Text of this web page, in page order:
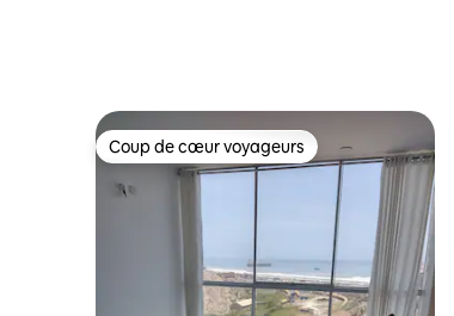
Coup de cœur voyageurs
Coup de cœur voyageurs